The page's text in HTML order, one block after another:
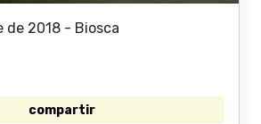
de 2018 - Biosca
compartir